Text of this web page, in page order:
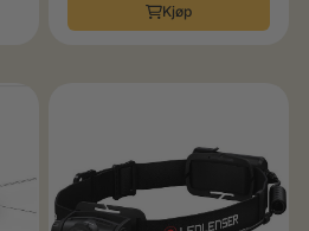
Kjøp